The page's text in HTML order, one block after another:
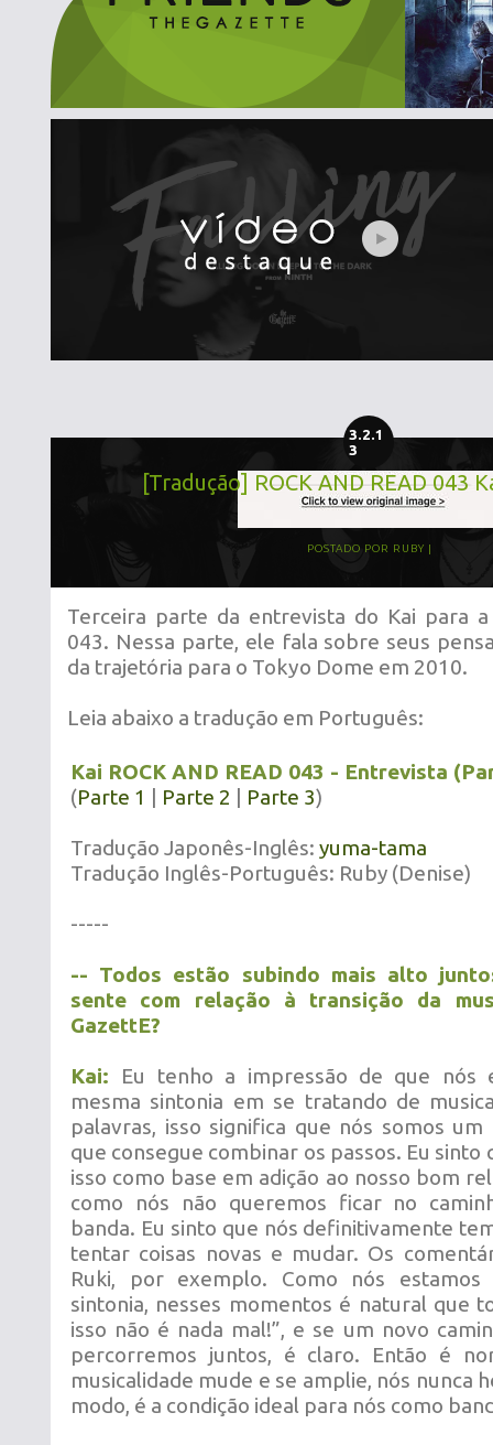
3.2.1
3
[Tradução] ROCK AND READ 043
POSTADO POR RUBY
Terceira parte da entrevista do Kai para a
043. Nessa parte, ele fala sobre seus
da trajetória para o Tokyo Dome em 2010.
Leia abaixo a tradução em Português:
Kai ROCK AND READ 043 - Entrevista
(Parte 1 Parte 2 Parte 3)
Tradução Japonês-Inglês: yuma-tama
Tradução Inglês-Português: Ruby (Denise)
-----
-- Todos estão subindo mais alto
sente com relação à transição da
GazettE?
Kai: Eu tenho a impressão de que nós
mesma sintonia em se tratando de
palavras, isso significa que nós somos
que consegue combinar os passos. Eu sinto
isso como base em adição ao nosso bom
como nós não queremos ficar no
banda. Eu sinto que nós definitivamente
tentar coisas novas e mudar. Os
Ruki, por exemplo. Como nós
sintonia, nesses momentos é natural que
isso não é nada mal!”, e se um novo
percorremos juntos, é claro. Então é
musicalidade mude e se amplie, nós nunca
modo, é a condição ideal para nós como